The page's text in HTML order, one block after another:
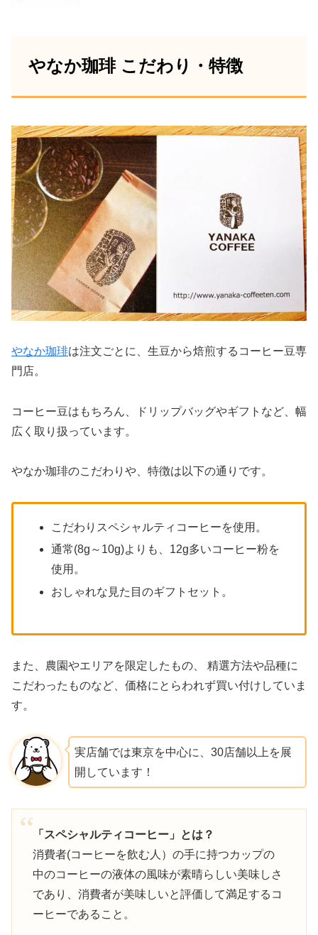
味しかったのでオススメします(っ’-‘)╮=͟͟͞͞
やなか珈琲のドリップいただいちゃった
気になってたお店のだからうれしい😃⤴
１パック12㌘ってあんまりないかも。
多くて10㌘な気が☕
22, 2022
やなか珈琲店のクッキーがうまい
June 23,
やなか珈琲のクッキーはまじ最高に美味
いな
ヒーばかり飲んでいたらコーヒー破産し
てしまう。
やなか珈琲 こだわり・特徴
やなか珈琲は注文ごとに、生豆から焙煎するコーヒー豆専
門店。
コーヒー豆はもちろん、ドリップバッグやギフトなど、幅
広く取り扱っています。
やなか珈琲のこだわりや、特徴は以下の通りです。
こだわりスペシャルティコーヒーを使用。
通常(8g～10g)よりも、12g多いコーヒー粉を
使用。
おしゃれな見た目のギフトセット。
また、農園やエリアを限定したもの、 精選方法や品種に
こだわったものなど、価格にとらわれず買い付けしていま
す。
実店舗では東京を中心に、30店舗以上を展
開しています！
「スペシャルティコーヒー」とは？
消費者(コーヒーを飲む人）の手に持つカップの
中のコーヒーの液体の風味が素晴らしい美味しさ
であり、消費者が美味しいと評価して満足するコ
ーヒーであること。